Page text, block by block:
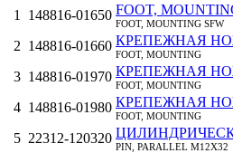
1
148816-01650 FOOT,
FOOT, MOUNTING SFW
2 148816-01660 КРЕПЕЖНАЯ
FOOT, MOUNTING
3 148816-01970 КРЕПЕЖНАЯ
FOOT, MOUNTING
4 148816-01980 КРЕПЕЖНАЯ
FOOT, MOUNTING
5 22312-120320
PIN, PARALLEL M12X32